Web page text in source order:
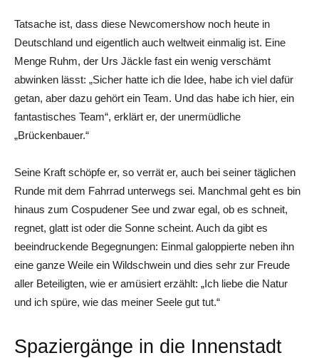
Tatsache ist, dass diese Newcomershow noch heute in
Deutschland und eigentlich auch weltweit einmalig ist. Eine
Menge Ruhm, der Urs Jäckle fast ein wenig verschämt
abwinken lässt: „Sicher hatte ich die Idee, habe ich viel dafür
getan, aber dazu gehört ein Team. Und das habe ich hier, ein
fantastisches Team“, erklärt er, der unermüdliche
„Brückenbauer.“
Seine Kraft schöpfe er, so verrät er, auch bei seiner täglichen
Runde mit dem Fahrrad unterwegs sei. Manchmal geht es bin
hinaus zum Cospudener See und zwar egal, ob es schneit,
regnet, glatt ist oder die Sonne scheint. Auch da gibt es
beeindruckende Begegnungen: Einmal galoppierte neben ihn
eine ganze Weile ein Wildschwein und dies sehr zur Freude
aller Beteiligten, wie er amüsiert erzählt: „Ich liebe die Natur
und ich spüre, wie das meiner Seele gut tut.“
Spaziergänge in die Innenstadt